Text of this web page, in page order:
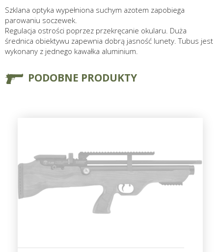
Szklana optyka wypełniona suchym azotem zapobiega
parowaniu soczewek.
Regulacja ostrości poprzez przekręcanie okularu. Duża
średnica obiektywu zapewnia dobrą jasność lunety. Tubus jest
wykonany z jednego kawałka aluminium.
PODOBNE PRODUKTY